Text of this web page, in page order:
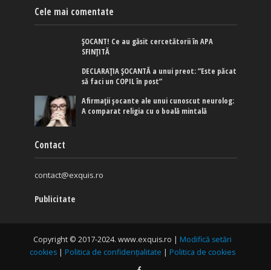
Cele mai comentate
ȘOCANT! Ce au găsit cercetătorii în APA
SFINȚITĂ
DECLARAȚIA ȘOCANTĂ a unui preot: ”Este păcat
să faci un COPIL în post”
Afirmaţii şocante ale unui cunoscut neurolog:
A comparat religia cu o boală mintală
Contact
contact@exquis.ro
Publicitate
Copyright © 2017-2024. www.exquis.ro | Modifică setări
cookies | Politica de confidențialitate | Politica de cookies